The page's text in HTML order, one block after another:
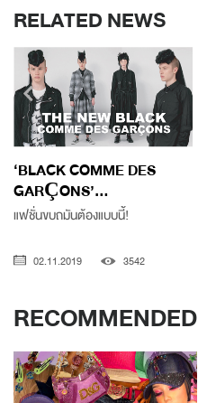
RELATED NEWS
‘BLACK COMME DES
GARÇONS’...
แฟชั่นขบถมันต้องแบบนี้!
02.11.2019 3542
RECOMMENDED